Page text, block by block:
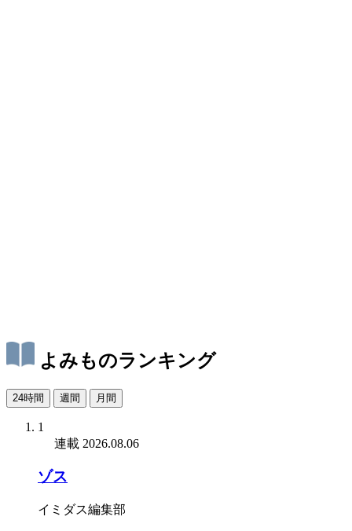
よみものランキング
24時間 週間 月間
1
連載 2026.08.06
ゾス
イミダス編集部